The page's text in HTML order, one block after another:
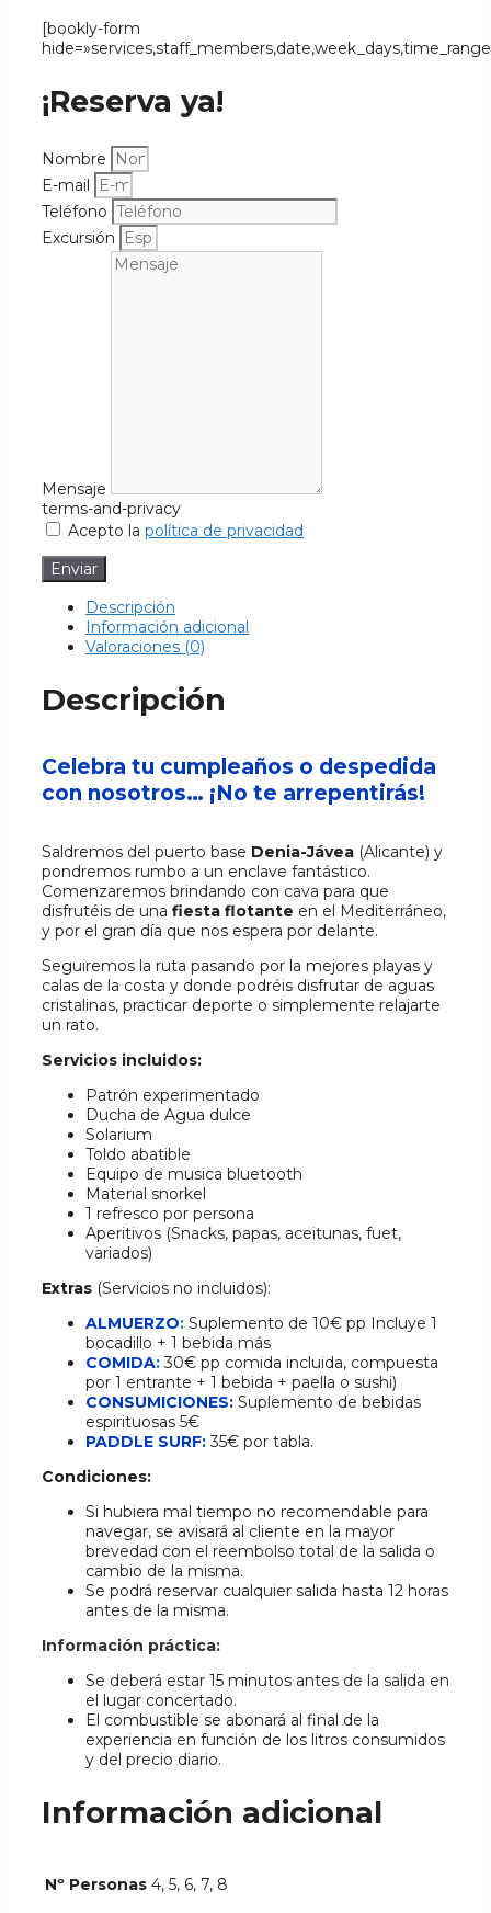
[bookly-form
¡Reserva ya!
Nombre
E-mail
Teléfono
Excursión
Mensaje
terms-and-privacy
Acepto la política de privacidad
Enviar
Descripción
Información adicional
Valoraciones (0)
Descripción
Celebra tu cumpleaños o despedida
con nosotros… ¡No te arrepentirás!
Saldremos del puerto base Denia-Jávea (Alicante) y
pondremos rumbo a un enclave fantástico.
Comenzaremos brindando con cava para que
disfrutéis de una fiesta flotante en el Mediterráneo,
y por el gran día que nos espera por delante.
Seguiremos la ruta pasando por la mejores playas y
calas de la costa y donde podréis disfrutar de aguas
cristalinas, practicar deporte o simplemente relajarte
un rato.
Servicios incluidos:
Patrón experimentado
Ducha de Agua dulce
Solarium
Toldo abatible
Equipo de musica bluetooth
Material snorkel
1 refresco por persona
Aperitivos (Snacks, papas, aceitunas, fuet,
variados)
Extras (Servicios no incluidos):
ALMUERZO: Suplemento de 10€ pp Incluye 1
bocadillo + 1 bebida más
COMIDA:30€ pp comida incluida, compuesta
por 1 entrante + 1 bebida + paella o sushi)
CONSUMICIONES: Suplemento de bebidas
espirituosas 5€
PADDLE SURF:35€ por tabla.
Condiciones:
Si hubiera mal tiempo no recomendable para
navegar, se avisará al cliente en la mayor
brevedad con el reembolso total de la salida o
cambio de la misma.
Se podrá reservar cualquier salida hasta 12 horas
antes de la misma.
Información práctica:
Se deberá estar 15 minutos antes de la salida en
el lugar concertado.
El combustible se abonará al final de la
experiencia en función de los litros consumidos
y del precio diario.
Información adicional
Nº Personas 4, 5, 6, 7, 8